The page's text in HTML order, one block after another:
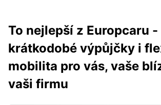
To nejlepší z Europcaru -
krátkodobé výpůjčky i
mobilita pro vás, vaše
vaši firmu